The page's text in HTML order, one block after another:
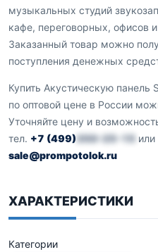
музыкальных студий
кафе, переговорных, офисов
Заказанный товар можно
поступления денежных
Купить Акустическую
по оптовой цене в России
Уточняйте цену и
тел. +7 (499)350-25-15 или
sale@prompotolok.ru
ХАРАКТЕРИСТИКИ
Категории